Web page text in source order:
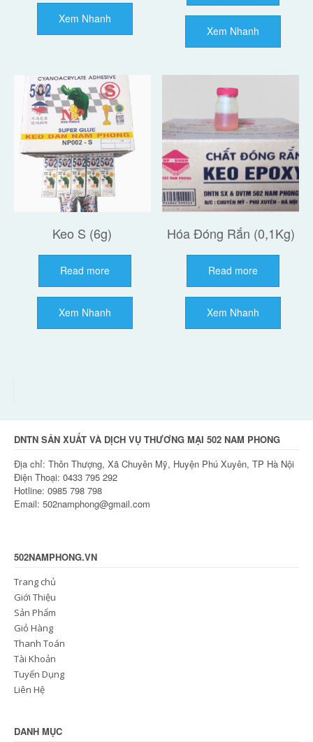
Xem Nhanh
Xem Nhanh
Keo S (6g)
Read more
Xem Nhanh
Hóa Đóng Rắn (0,1Kg)
Read more
Xem Nhanh
DNTN SẢN XUẤT VÀ DỊCH VỤ THƯƠNG MẠI 502 NAM PHONG
Địa chỉ: Thôn Thượng, Xã Chuyên Mỹ, Huyện Phú Xuyên, TP Hà Nội
Điện Thoại: 0433 795 292
Hotline: 0985 798 798
Email: 502namphong@gmail.com
502NAMPHONG.VN
Trang chủ
Giới Thiệu
Sản Phẩm
Giỏ Hàng
Thanh Toán
Tài Khoản
Tuyển Dụng
Liên Hệ
DANH MỤC